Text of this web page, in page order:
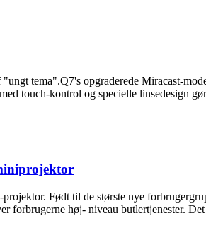
tema".Q7's opgraderede Miracast-
touch-kontrol og specielle linsedesign
Født til de største nye
forbrugerne høj- niveau butlertjenester.